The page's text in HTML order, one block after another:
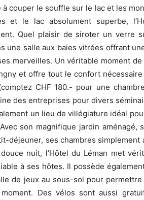
à couper le souffle sur le lac et les
et le lac absolument superbe,
Quel plaisir de siroter un
une salle aux baies vitrées offrant
merveilles. Un véritable moment
et offre tout le confort
CHF 180.- pour une
des entreprises pour divers
un lieu de villégiature idéal
son magnifique jardin
déjeuner, ses chambres
nuit, l’Hôtel du Léman met
à ses hôtes. Il possède
de jeux au sous-sol pour permettre
Des vélos sont aussi